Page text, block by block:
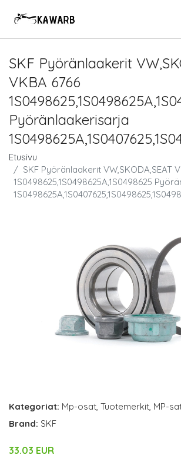
SKF Pyöränlaakerit
VKBA 6766
Pyöränlaakerisarja
Etusivu
SKF Pyöränlaakerit VW,SKODA,SEAT
1S0498625,1S0498625A,1S0498625
Kategoriat: Mp-osat, Tuotemerkit, MP-
Brand: SKF
33.03 EUR